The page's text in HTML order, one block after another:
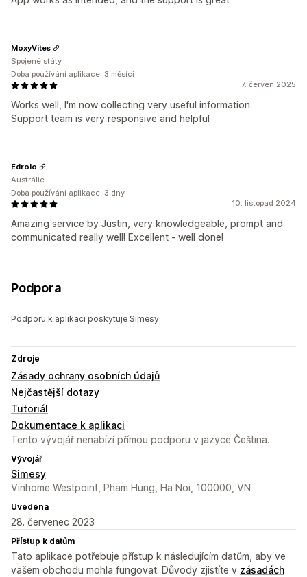
7. červen 2025
Works well, I'm now collecting very useful information
Support team is very responsive and helpful
MoxyVites
Spojené státy
Doba používání aplikace: 3 měsíci
10. listopad 2024
Amazing service by Justin, very knowledgeable, prompt and
communicated really well! Excellent - well done!
Edrolo
Austrálie
Doba používání aplikace: 3 dny
Podpora
Podporu k aplikaci poskytuje Simesy.
Zdroje
Zásady ochrany osobních údajů
Nejčastější dotazy
Tutoriál
Dokumentace k aplikaci
Tento vývojář nenabízí přímou podporu v jazyce Čeština.
Vývojář
Simesy
Vinhome Westpoint, Pham Hung, Ha Noi, 100000, VN
Uvedena
28. červenec 2023
Přístup k datům
Tato aplikace potřebuje přístup k následujícím datům, aby ve
vašem obchodu mohla fungovat. Důvody zjistíte v zásadách